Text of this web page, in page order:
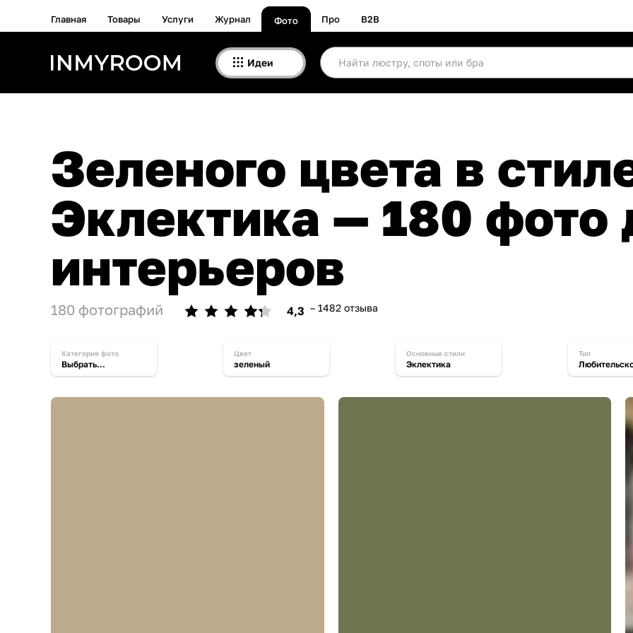
Главная Товары Услуги Журнал Фото Про B2B
Идеи
Зеленого цвета в стиле
Эклектика — 180 фото
интерьеров
180 фотографий 4,3 – 1482 отзыва
категория фото
Выбрать...
цвет
зеленый
основные стили
Эклектика
тип